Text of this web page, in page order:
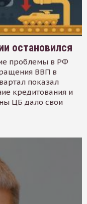
остановился
проблемы в РФ
ВВП в
показал
кредитования и
ЦБ дало свои